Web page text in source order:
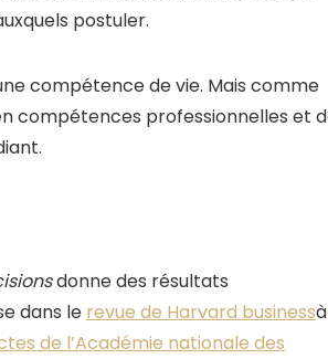
postuler.
compétence de vie. Mais comme
compétences professionnelles et
donne des résultats
dans le revue de Harvard businessà
de l’Académie nationale des